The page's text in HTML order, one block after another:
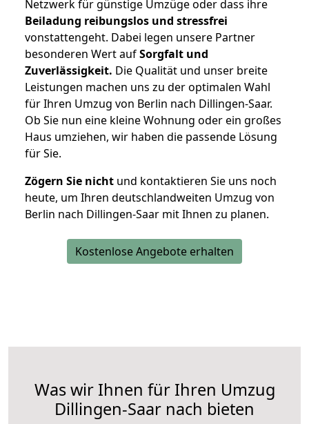
Netzwerk für günstige Umzüge oder dass ihre
Beiladung reibungslos und stressfrei
vonstattengeht. Dabei legen unsere Partner
besonderen Wert aufSorgfalt und
Zuverlässigkeit. Die Qualität und unser breite
Leistungen machen uns zu der optimalen Wahl
für Ihren Umzug von Berlin nach Dillingen-Saar.
Ob Sie nun eine kleine Wohnung oder ein großes
Haus umziehen, wir haben die passende Lösung
für Sie.
Zögern Sie nicht und kontaktieren Sie uns noch
heute, um Ihren deutschlandweiten Umzug von
Berlin nach Dillingen-Saar mit Ihnen zu planen.
Kostenlose Angebote erhalten
Was wir Ihnen für Ihren Umzug
Dillingen-Saar nach bieten